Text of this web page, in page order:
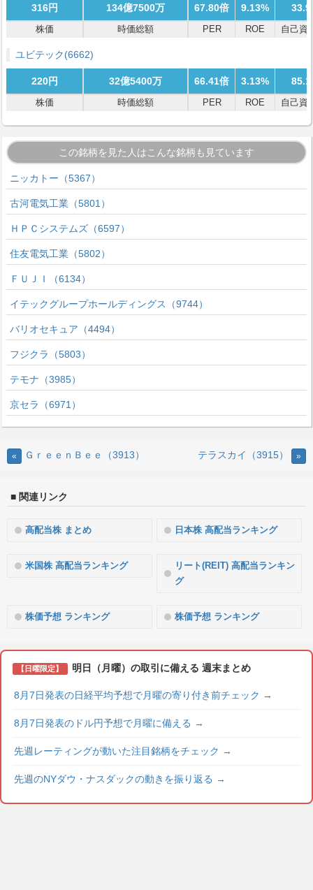
316円 134億7500万 67.80倍 9.13%
株価 時価総額 PER ROE 自己資
ユビテック(6662)
220円 32億5400万 66.41倍 3.13%
株価 時価総額 PER ROE 自己資
この銘柄を見た人はこんな銘柄も見ています
ニッカトー（5367）
古河電気工業（5801）
ＨＰＣシステムズ（6597）
住友電気工業（5802）
ＦＵＪＩ（6134）
イテックグループホールディングス（9744）
バリオセキュア（4494）
フジクラ（5803）
テモナ（3985）
京セラ（6971）
« ＧｒｅｅｎＢｅｅ（3913） テラスカイ（3915） »
■ 関連リンク
高配当株 まとめ 日本株 高配当ランキング
米国株 高配当ランキング
リート(REIT) 高配当ランキン
グ
株価予想 ランキング 株価予想 ランキング
【日曜限定】 明日（月曜）の取引に備える 週末まとめ
8月7日発表の日経平均予想で月曜の寄り付き前チェック →
8月7日発表のドル円予想で月曜に備える →
先週レーティングが動いた注目銘柄をチェック →
先週のNYダウ・ナスダックの動きを振り返る →